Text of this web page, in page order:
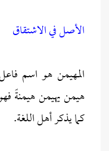
الأصل في الاشتقاق
المهيمن هو اسم
هيمن يهيمن هيمنةً
كما يذكر أهل اللغة.